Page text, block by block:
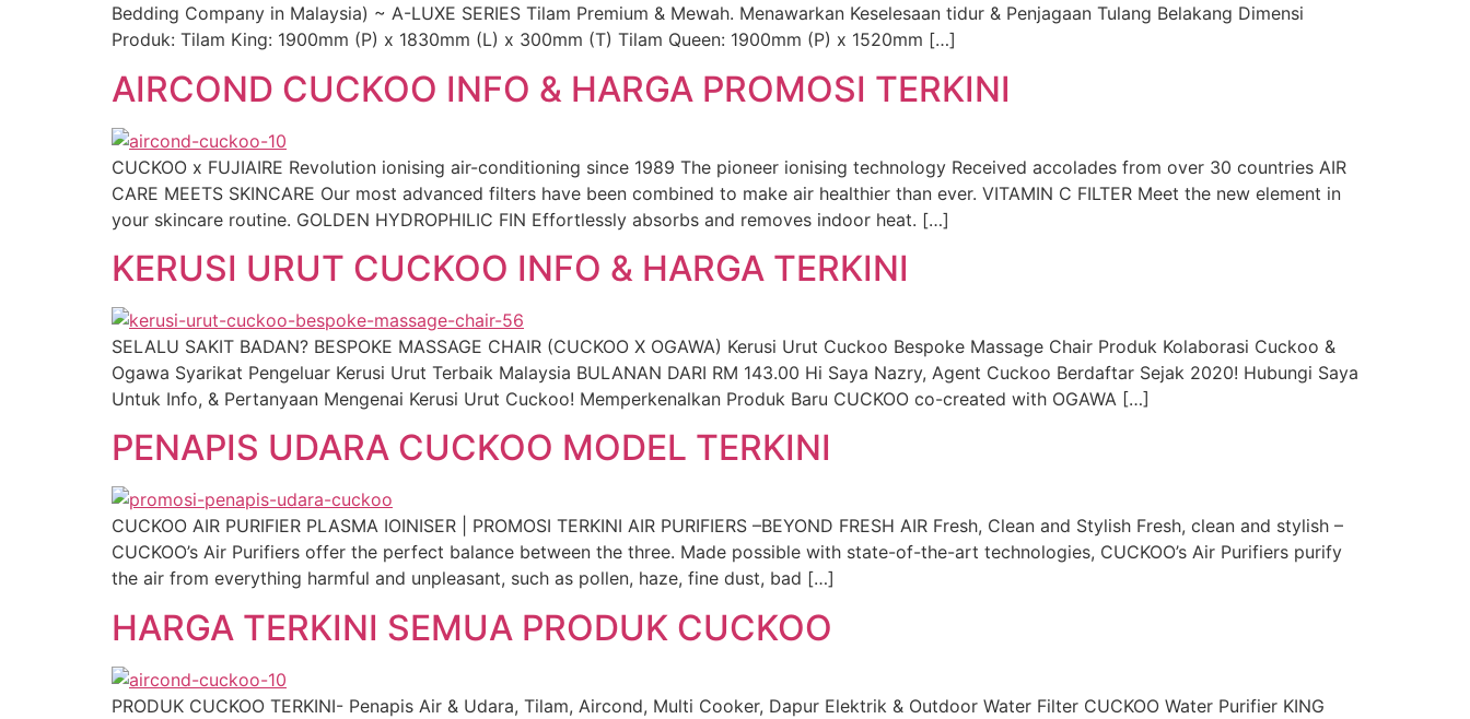
Bedding Company in Malaysia) ~ A-LUXE SERIES Tilam Premium & Mewah. Menawarkan Keselesaan tidur & Penjagaan Tulang Belakang Dimensi
Produk: Tilam King: 1900mm (P) x 1830mm (L) x 300mm (T) Tilam Queen: 1900mm (P) x 1520mm […]
AIRCOND CUCKOO INFO & HARGA PROMOSI TERKINI
CUCKOO x FUJIAIRE Revolution ionising air-conditioning since 1989 The pioneer ionising technology Received accolades from over 30 countries AIR
CARE MEETS SKINCARE Our most advanced filters have been combined to make air healthier than ever. VITAMIN C FILTER Meet the new element in
your skincare routine. GOLDEN HYDROPHILIC FIN Effortlessly absorbs and removes indoor heat. […]
KERUSI URUT CUCKOO INFO & HARGA TERKINI
SELALU SAKIT BADAN? BESPOKE MASSAGE CHAIR (CUCKOO X OGAWA) Kerusi Urut Cuckoo Bespoke Massage Chair Produk Kolaborasi Cuckoo &
Ogawa Syarikat Pengeluar Kerusi Urut Terbaik Malaysia BULANAN DARI RM 143.00 Hi Saya Nazry, Agent Cuckoo Berdaftar Sejak 2020! Hubungi Saya
Untuk Info, & Pertanyaan Mengenai Kerusi Urut Cuckoo! Memperkenalkan Produk Baru CUCKOO co-created with OGAWA […]
PENAPIS UDARA CUCKOO MODEL TERKINI
CUCKOO AIR PURIFIER PLASMA IOINISER | PROMOSI TERKINI AIR PURIFIERS –BEYOND FRESH AIR Fresh, Clean and Stylish Fresh, clean and stylish –
CUCKOO’s Air Purifiers offer the perfect balance between the three. Made possible with state-of-the-art technologies, CUCKOO’s Air Purifiers purify
the air from everything harmful and unpleasant, such as pollen, haze, fine dust, bad […]
HARGA TERKINI SEMUA PRODUK CUCKOO
PRODUK CUCKOO TERKINI- Penapis Air & Udara, Tilam, Aircond, Multi Cooker, Dapur Elektrik & Outdoor Water Filter CUCKOO Water Purifier KING